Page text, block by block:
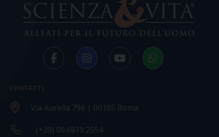
CONTATTI
Via Aurelia 796 | 00165 Roma
(+39) 06.6819.2554